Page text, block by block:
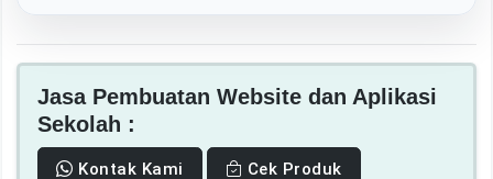
Jasa Pembuatan Website dan Aplikasi
Sekolah :
Kontak Kami Cek Produk